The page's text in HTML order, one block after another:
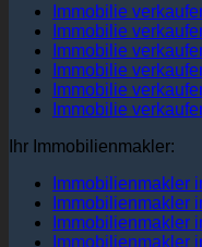
Immobilie
Immobilie
Immobilie
Immobilie
Immobilie
Immobilie
Ihr Immobilienmakler:
Immobilienmakler
Immobilienmakler
Immobilienmakler
Immobilienmakler